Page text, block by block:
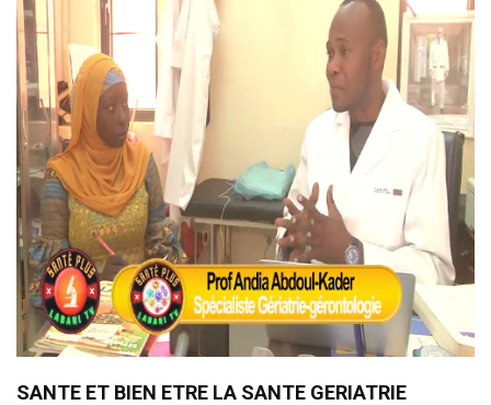
SANTE ET BIEN ETRE LA SANTE GERIATRIE